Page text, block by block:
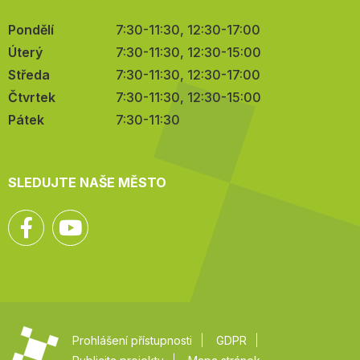
Pondělí
7:30-11:30, 12:30-17:00
Úterý
7:30-11:30, 12:30-15:00
Středa
7:30-11:30, 12:30-17:00
Čtvrtek
7:30-11:30, 12:30-15:00
Pátek
7:30-11:30
SLEDUJTE NAŠE MĚSTO
Facebook
Prohlášení přístupnosti
GDPR